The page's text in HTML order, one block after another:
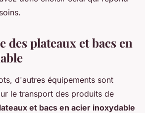
des plateaux et bacs en
d'autres équipements sont
le transport des produits de
et bacs en acier inoxydable